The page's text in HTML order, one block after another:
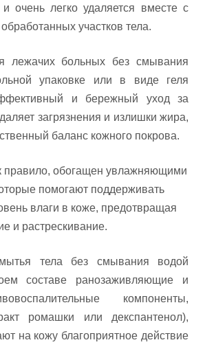
очень легко удаляется вместе с
участков тела.
лежачих больных без смывания
упаковке или в виде геля
и бережный уход за
загрязнения и излишки жира,
баланс кожного покрова.
правило, обогащен увлажняющими
помогают поддерживать
влаги в коже, предотвращая
и растрескивание.
тела без смывания водой
составе ранозаживляющие и
компоненты,
ромашки или декспантенол),
на кожу благоприятное действие